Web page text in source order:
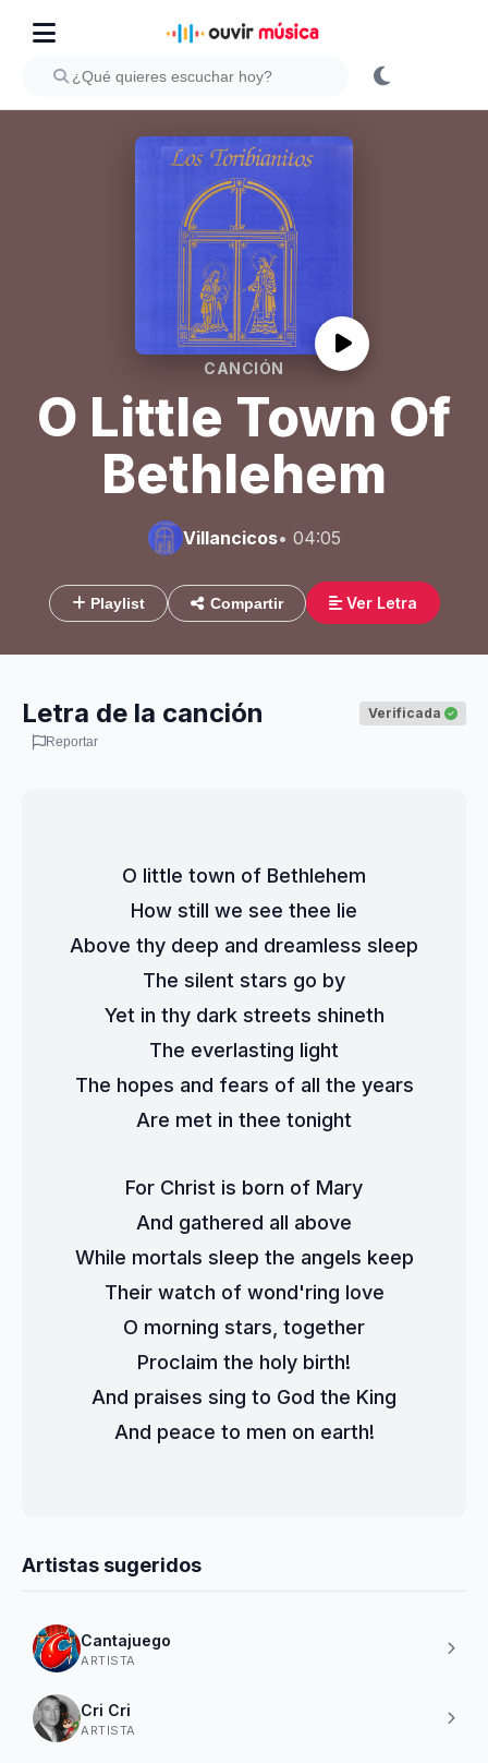
CANCIÓN
O Little Town Of
Bethlehem
Villancicos• 04:05
Playlist Compartir Ver Letra
Letra de la canción Verificada
Reportar
O little town of Bethlehem
How still we see thee lie
Above thy deep and dreamless sleep
The silent stars go by
Yet in thy dark streets shineth
The everlasting light
The hopes and fears of all the years
Are met in thee tonight
For Christ is born of Mary
And gathered all above
While mortals sleep the angels keep
Their watch of wond'ring love
O morning stars, together
Proclaim the holy birth!
And praises sing to God the King
And peace to men on earth!
Artistas sugeridos
Cantajuego
ARTISTA
Cri Cri
ARTISTA